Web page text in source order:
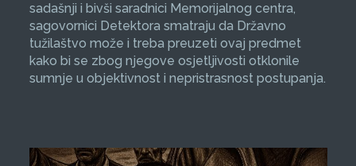
sadašnji i bivši saradnici Memorijalnog centra,
sagovornici Detektora smatraju da Državno
tužilaštvo može i treba preuzeti ovaj predmet
kako bi se zbog njegove osjetljivosti otklonile
sumnje u objektivnost i nepristrasnost postupanja.